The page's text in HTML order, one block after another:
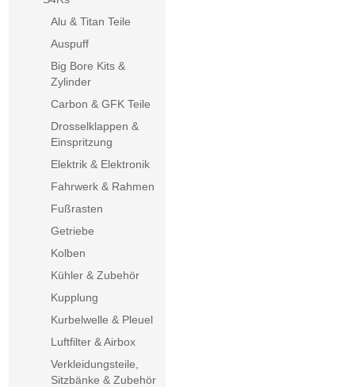
Alu & Titan Teile
Auspuff
Big Bore Kits &
Zylinder
Carbon & GFK Teile
Drosselklappen &
Einspritzung
Elektrik & Elektronik
Fahrwerk & Rahmen
Fußrasten
Getriebe
Kolben
Kühler & Zubehör
Kupplung
Kurbelwelle & Pleuel
Luftfilter & Airbox
Verkleidungsteile,
Sitzbänke & Zubehör